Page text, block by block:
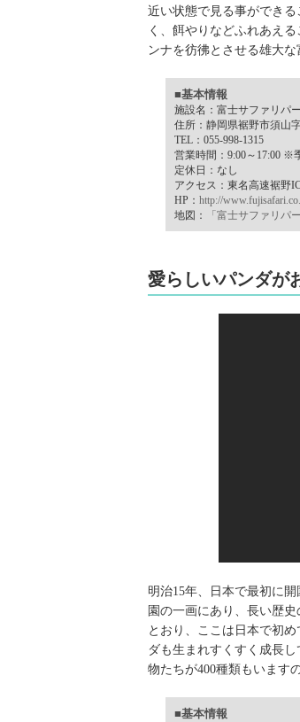
近い状態で見る事ができ
く、餌やりなどふれあえ
ンナを彷彿とさせる雄大
■基本情報
施設名：富士サファリパ
住所：静岡県裾野市須山
TEL：055-998-1315
営業時間：9:00～17:00 ※
定休日：なし
アクセス：東名高速裾野
HP： http://
地図：
「富士サファリパ
愛らしいパンダが
明治15年、日本で最初に
園の一画にあり、長い歴
とおり、ここは日本で初
ダも生まれすくすく成長
物たちが400種類もいます
■基本情報